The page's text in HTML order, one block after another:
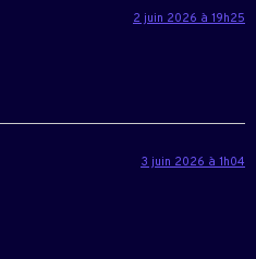
2 juin 2026 à 19h25
3 juin 2026 à 1h04